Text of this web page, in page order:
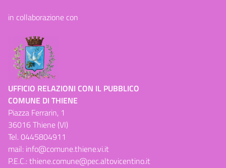
in collaborazione con
UFFICIO RELAZIONI CON IL PUBBLICO
COMUNE DI THIENE
Piazza Ferrarin, 1
36016 Thiene (VI)
Tel.0445804911
mail: info@comune.thiene.vi.it
P.E.C.:thiene.comune@pec.altovicentino.it